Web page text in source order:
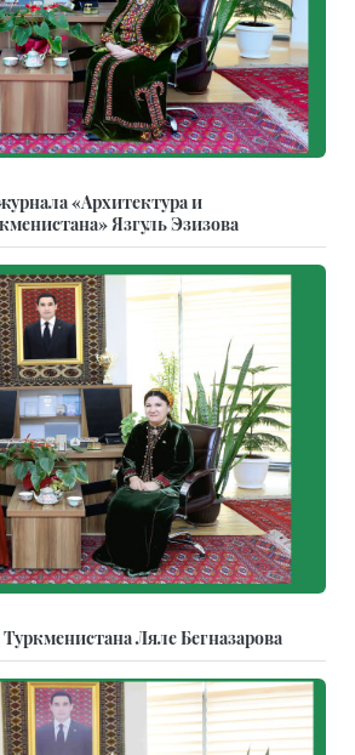
«Архитектура и
Язгуль Эзизова
Ляле Бегназарова